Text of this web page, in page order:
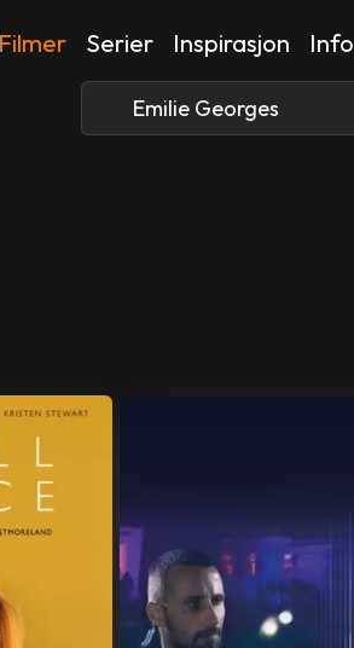
Filmer Serier Inspirasjon Info